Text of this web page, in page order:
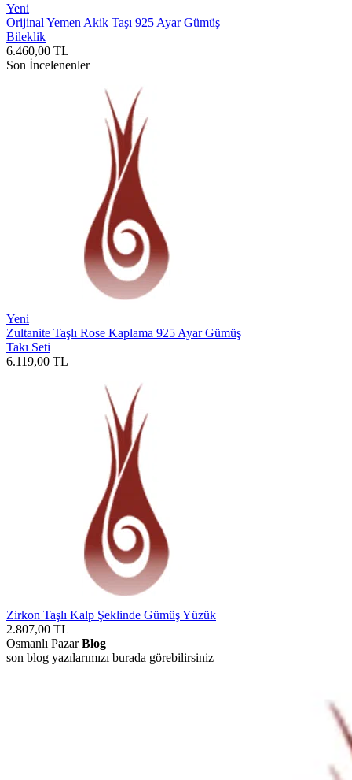
Yeni
Orijinal Yemen Akik Taşı 925 Ayar Gümüş
Bileklik
6.460,00 TL
Son İncelenenler
Yeni
Zultanite Taşlı Rose Kaplama 925 Ayar Gümüş
Takı Seti
6.119,00 TL
Zirkon Taşlı Kalp Şeklinde Gümüş Yüzük
2.807,00 TL
Osmanlı PazarBlog
son blog yazılarımızı burada görebilirsiniz